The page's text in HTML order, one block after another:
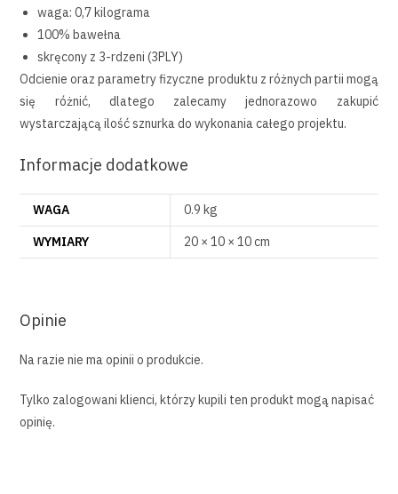
waga: 0,7 kilograma
100% bawełna
skręcony z 3-rdzeni (3PLY)
Odcienie oraz parametry fizyczne produktu z różnych partii mogą
się różnić, dlatego zalecamy jednorazowo zakupić
wystarczającą ilość sznurka do wykonania całego projektu.
Informacje dodatkowe
WAGA
0.9 kg
WYMIARY
20 × 10 × 10 cm
Opinie
Na razie nie ma opinii o produkcie.
Tylko zalogowani klienci, którzy kupili ten produkt mogą napisać
opinię.